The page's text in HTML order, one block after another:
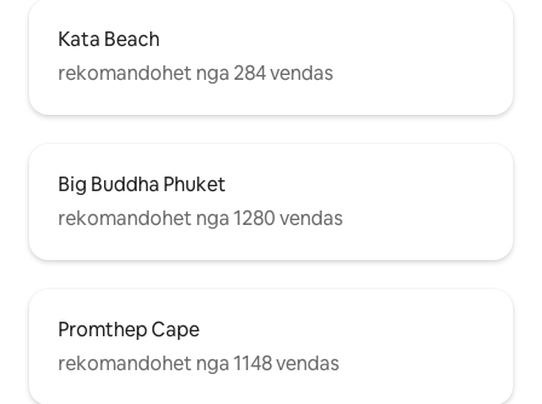
Kata Beach
rekomandohet nga 284 vendas
Big Buddha Phuket
rekomandohet nga 1280 vendas
Promthep Cape
rekomandohet nga 1148 vendas